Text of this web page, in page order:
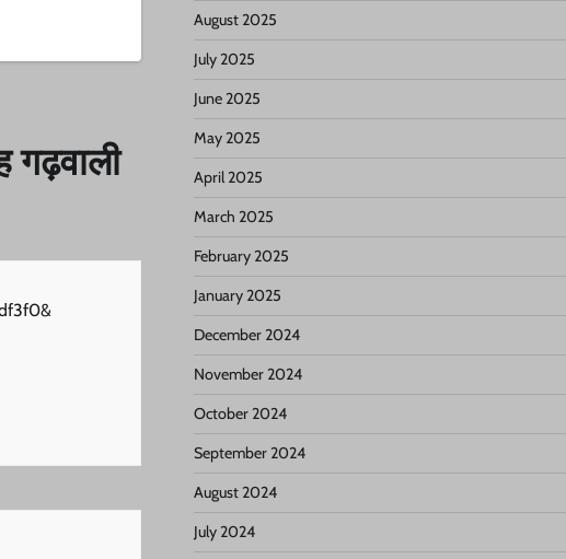
गढ़वाली
August 2025
July 2025
June 2025
May 2025
April 2025
March 2025
February 2025
January 2025
December 2024
November 2024
October 2024
September 2024
August 2024
July 2024